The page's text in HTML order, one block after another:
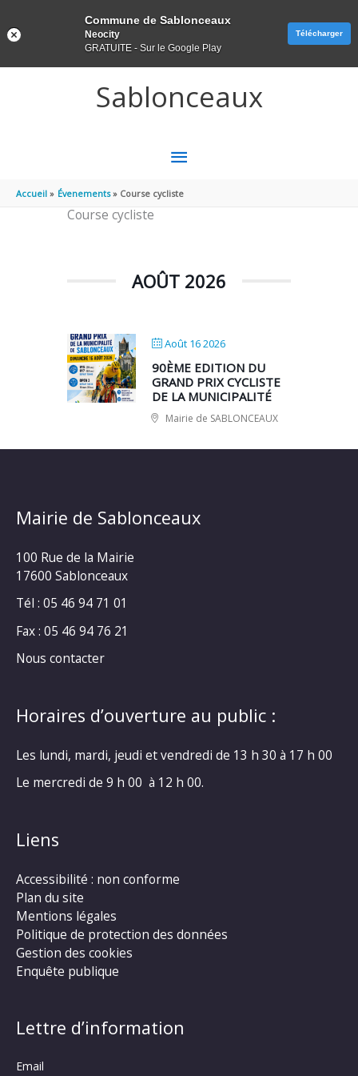
Sablonceaux
MENU
PRINCIPAL
Accueil Évenements Course cycliste
Course cycliste
AOÛT 2026
Août 16 2026
90ÈME EDITION DU
GRAND PRIX CYCLISTE
DE LA MUNICIPALITÉ
Mairie de SABLONCEAUX
Mairie de Sablonceaux
100 Rue de la Mairie
17600 Sablonceaux
Tél : 05 46 94 71 01
Fax : 05 46 94 76 21
Nous contacter
Horaires d’ouverture au public :
Les lundi, mardi, jeudi et vendredi de 13 h 30 à 17 h 00
Le mercredi de 9 h 00 à 12 h 00.
Liens
Accessibilité : non conforme
Plan du site
Mentions légales
Politique de protection des données
Gestion des cookies
Enquête publique
Lettre d’information
Email
Commune de Sablonceaux
Neocity
GRATUITE - Sur le Google Play
Télécharger